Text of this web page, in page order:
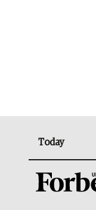
Today